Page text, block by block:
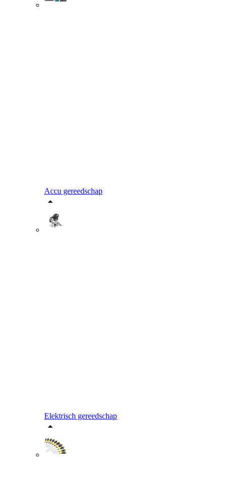
Accu gereedschap
Elektrisch gereedschap